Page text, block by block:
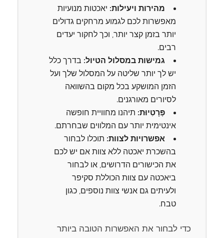
מהירות ויעילות: יאכטות מנועיות
מאפשרות לכם לגמוע מרחקים גדולים
יותר בזמן קצר יותר, וכך לחקור יעדים
רבים.
גמישות במסלול הטיול: בדרך כלל
יש לך יותר שליטה על המסלול שלך ועל
הזמן המושקע בכל מקום בהשוואה
לסיורים מאורגנים.
פְּרָטִיוּת: תיהנו מחוויית חופשה
אינטימית יותר עם המלווים שבחרתם.
אפשרויות לצוות: תוכלו לבחור
בהשכרת יאכטה ללא צוות אם יש לכם
את הכישורים הדרושים, או לבחור
ביאכטה עם צוות הכוללת סקיפר
ולעיתים גם אנשי צוות נוספים, כגון
טבח.
כדי לבחור את האפשרות הטובה ביותר